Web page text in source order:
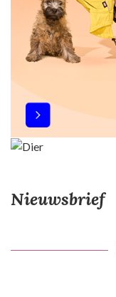
Nieuwsbrief